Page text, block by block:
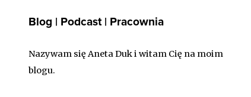
Blog | Podcast | Pracownia
Nazywam się Aneta Duk i witam Cię na moim
blogu.